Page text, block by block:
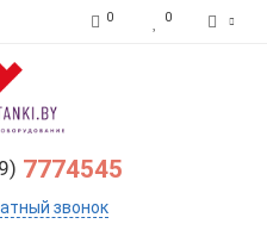
0 0
7774545
звонок